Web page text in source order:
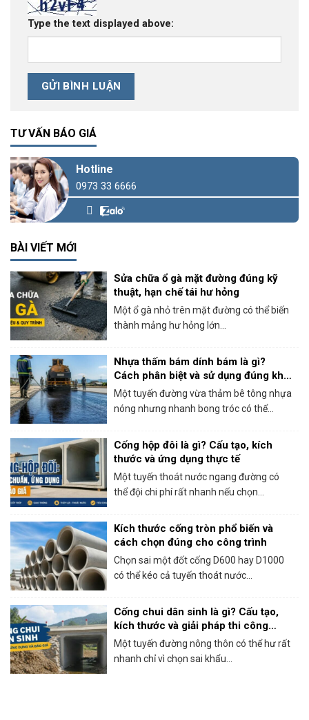
Type the text displayed above:
TƯ VẤN BÁO GIÁ
Hotline
0973 33 6666
BÀI VIẾT MỚI
Sửa chữa ổ gà mặt đường đúng kỹ
thuật, hạn chế tái hư hỏng
Một ổ gà nhỏ trên mặt đường có thể biến
thành mảng hư hỏng lớn...
Nhựa thấm bám dính bám là gì?
Cách phân biệt và sử dụng đúng khi
thi công bê tông nhựa
Một tuyến đường vừa thảm bê tông nhựa
nóng nhưng nhanh bong tróc có thể...
Cống hộp đôi là gì? Cấu tạo, kích
thước và ứng dụng thực tế
Một tuyến thoát nước ngang đường có
thể đội chi phí rất nhanh nếu chọn...
Kích thước cống tròn phổ biến và
cách chọn đúng cho công trình
Chọn sai một đốt cống D600 hay D1000
có thể kéo cả tuyến thoát nước...
Cống chui dân sinh là gì? Cấu tạo,
kích thước và giải pháp thi công
thực tế
Một tuyến đường nông thôn có thể hư rất
nhanh chỉ vì chọn sai khẩu...